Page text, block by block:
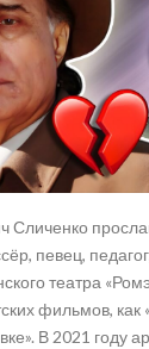
Сличенко
певец,
театра
фильмов,
В 2021 году